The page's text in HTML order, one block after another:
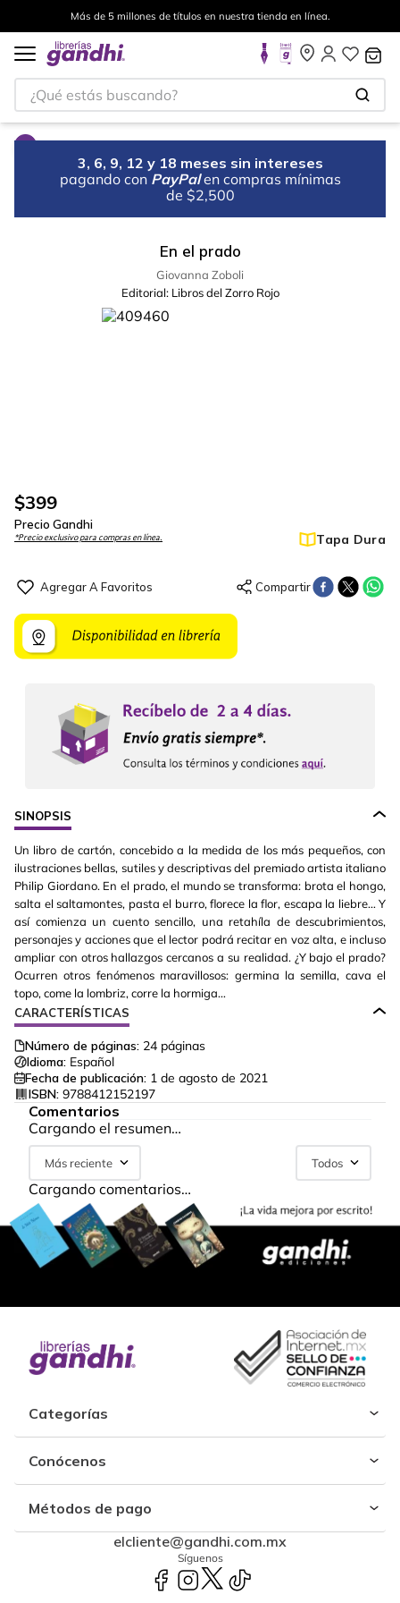
Más de 5 millones de títulos en nuestra tienda en línea.
¿Qué estás buscando?
3, 6, 9, 12 y 18 meses sin intereses
pagando con PayPal en compras mínimas
de $2,500
En el prado
Giovanna Zoboli
Editorial: Libros del Zorro Rojo
$399
Precio Gandhi
*Precio exclusivo para compras en línea. Tapa Dura
SINOPSIS
Un libro de cartón, concebido a la medida de los más pequeños, con
ilustraciones bellas, sutiles y descriptivas del premiado artista italiano
Philip Giordano. En el prado, el mundo se transforma: brota el hongo,
salta el saltamontes, pasta el burro, florece la flor, escapa la liebre… Y
así comienza un cuento sencillo, una retahíla de descubrimientos,
personajes y acciones que el lector podrá recitar en voz alta, e incluso
ampliar con otros hallazgos cercanos a su realidad. ¿Y bajo el prado?
Ocurren otros fenómenos maravillosos: germina la semilla, cava el
topo, come la lombriz, corre la hormiga…
CARACTERÍSTICAS
Número de páginas: 24 páginas
Idioma: Español
Fecha de publicación: 1 de agosto de 2021
ISBN: 9788412152197
Comentarios
Cargando el resumen…
Más reciente Todos
Cargando comentarios…
Categorías
Conócenos
Métodos de pago
elcliente@gandhi.com.mx
Síguenos